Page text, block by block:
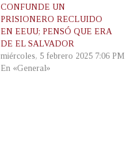
CONFUNDE UN
PRISIONERO RECLUIDO
EN EEUU; PENSÓ QUE ERA
DE EL SALVADOR
miércoles, 5 febrero 2025 7:06 PM
En «General»